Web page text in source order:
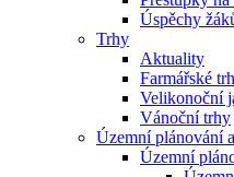
Úspěchy
Trhy
Aktuality
Farmářské
Velikonoční
Vánoční trhy
Územní plánování
Územní